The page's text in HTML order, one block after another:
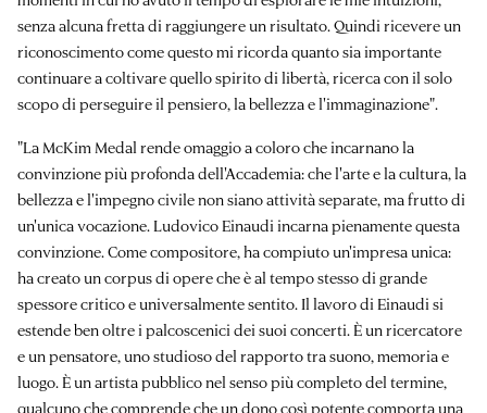
senza alcuna fretta di raggiungere un risultato. Quindi ricevere un
riconoscimento come questo mi ricorda quanto sia importante
continuare a coltivare quello spirito di libertà, ricerca con il solo
scopo di perseguire il pensiero, la bellezza e l'immaginazione".
"La McKim Medal rende omaggio a coloro che incarnano la
convinzione più profonda dell'Accademia: che l'arte e la cultura, la
bellezza e l'impegno civile non siano attività separate, ma frutto di
un'unica vocazione. Ludovico Einaudi incarna pienamente questa
convinzione. Come compositore, ha compiuto un'impresa unica:
ha creato un corpus di opere che è al tempo stesso di grande
spessore critico e universalmente sentito. Il lavoro di Einaudi si
estende ben oltre i palcoscenici dei suoi concerti. È un ricercatore
e un pensatore, uno studioso del rapporto tra suono, memoria e
luogo. È un artista pubblico nel senso più completo del termine,
qualcuno che comprende che un dono così potente comporta una